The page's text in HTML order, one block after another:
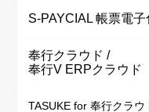
S-PAYCIAL 帳票電子
奉行クラウド /
奉行V ERPクラウド
TASUKE for 奉行クラウ